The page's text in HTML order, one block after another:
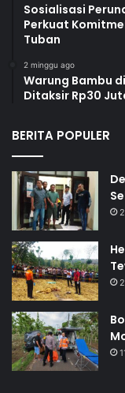
Sosialisasi
Perkuat
Tuban
2 minggu ago
Warung Bambu
Ditaksir Rp30
BERITA POPULER